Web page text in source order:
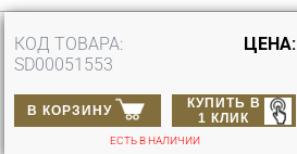
КОД ТОВАРА:
SD00051553
ЦЕНА:
В КОРЗИНУ
КУПИТЬ В
1 КЛИК
ЕСТЬ В НАЛИЧИИ